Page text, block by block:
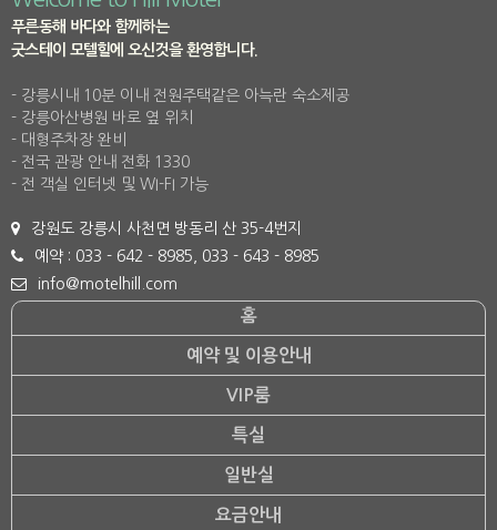
푸른동해 바다와 함께하는
굿스테이 모텔힐에 오신것을 환영합니다.
- 강릉시내 10분 이내 전원주택같은 아늑란 숙소제공
- 강릉아산병원 바로 옆 위치
- 대형주차장 완비
- 전국 관광 안내 전화 1330
- 전 객실 인터넷 및 WI-FI 가능
강원도 강릉시 사천면 방동리 산 35-4번지
예약 : 033 - 642 - 8985, 033 - 643 - 8985
info@motelhill.com
홈
예약 및 이용안내
VIP룸
특실
일반실
요금안내